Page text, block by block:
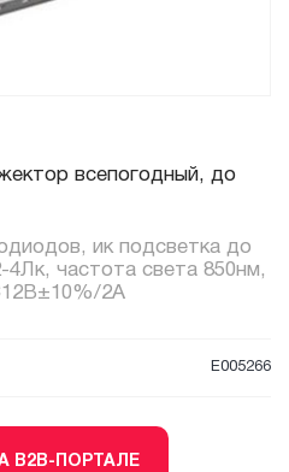
всепогодный, до
ик подсветка до
4Лк, частота света 850нм,
2А
E005266
B2B-ПОРТАЛЕ